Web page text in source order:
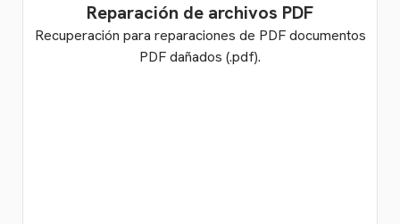
Reparación de archivos PDF
Recuperación para reparaciones de PDF documentos
PDF dañados (.pdf).